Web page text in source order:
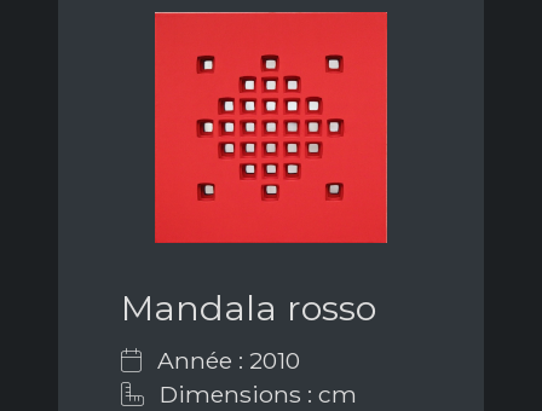
Mandala rosso
Année : 2010
Dimensions : cm